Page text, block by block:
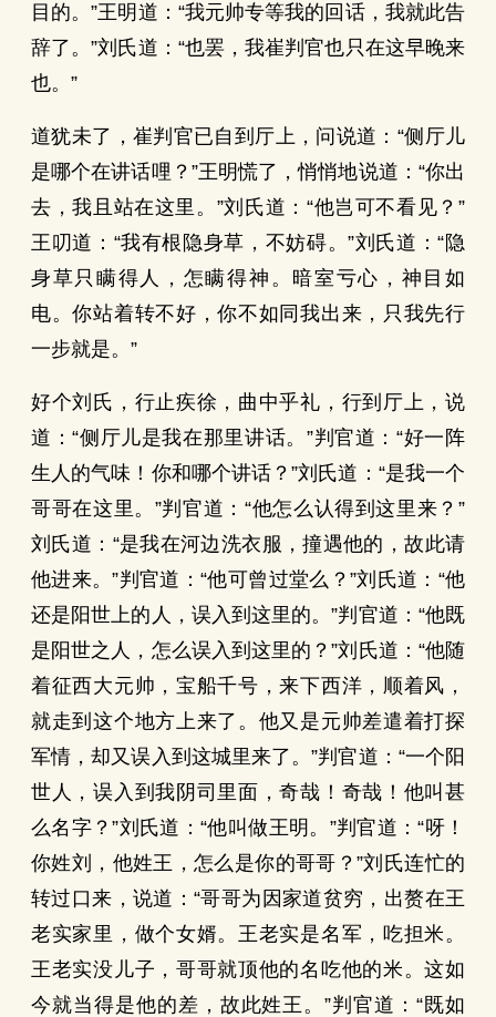
目的。”王明道：“我元帅专等我的回话，我就此告
辞了。”刘氏道：“也罢，我崔判官也只在这早晚来
也。”
道犹未了，崔判官已自到厅上，问说道：“侧厅儿
是哪个在讲话哩？”王明慌了，悄悄地说道：“你出
去，我且站在这里。”刘氏道：“他岂可不看见？”
王叨道：“我有根隐身草，不妨碍。”刘氏道：“隐
身草只瞒得人，怎瞒得神。暗室亏心，神目如
电。你站着转不好，你不如同我出来，只我先行
一步就是。”
好个刘氏，行止疾徐，曲中乎礼，行到厅上，说
道：“侧厅儿是我在那里讲话。”判官道：“好一阵
生人的气味！你和哪个讲话？”刘氏道：“是我一个
哥哥在这里。”判官道：“他怎么认得到这里来？”
刘氏道：“是我在河边洗衣服，撞遇他的，故此请
他进来。”判官道：“他可曾过堂么？”刘氏道：“他
还是阳世上的人，误入到这里的。”判官道：“他既
是阳世之人，怎么误入到这里的？”刘氏道：“他随
着征西大元帅，宝船千号，来下西洋，顺着风，
就走到这个地方上来了。他又是元帅差遣着打探
军情，却又误入到这城里来了。”判官道：“一个阳
世人，误入到我阴司里面，奇哉！奇哉！他叫甚
么名字？”刘氏道：“他叫做王明。”判官道：“呀！
你姓刘，他姓王，怎么是你的哥哥？”刘氏连忙的
转过口来，说道：“哥哥为因家道贫穷，出赘在王
老实家里，做个女婿。王老实是名军，吃担米。
王老实没儿子，哥哥就顶他的名吃他的米。这如
今就当得是他的差，故此姓王。”判官道：“既如